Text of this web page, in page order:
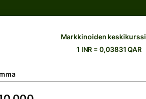
Markkinoiden keskikurssi
1 INR = 0,03831 QAR